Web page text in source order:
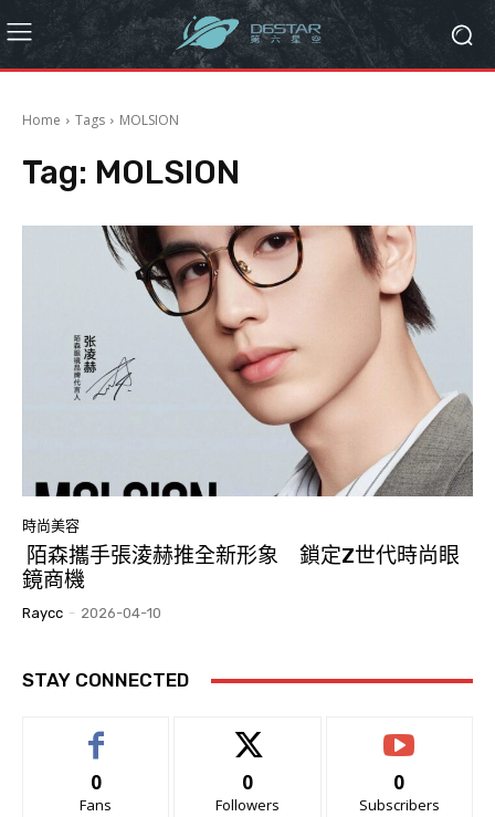
Home Tags MOLSION
Tag: MOLSION
時尚美容
陌森攜手張淩赫推全新形象 鎖定Z世代時尚眼
鏡商機
Raycc - 2026-04-10
STAY CONNECTED
0
Fans
0
Followers
0
Subscribers